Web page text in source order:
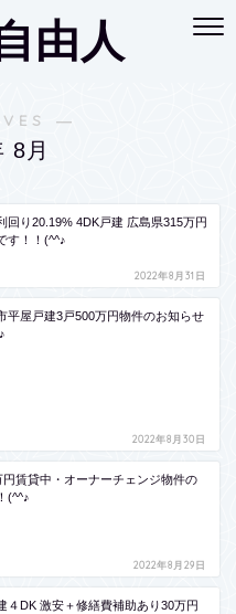
由人
―
8月
回り20.19% 4DK戸建 広島県315万円
す！！(^^♪
2022年8月31日
平屋戸建3戸500万円物件のお知らせ
2022年8月30日
円賃貸中・オーナーチェンジ物件の
(^^♪
2022年8月29日
４DK 激安＋修繕費補助あり30万円